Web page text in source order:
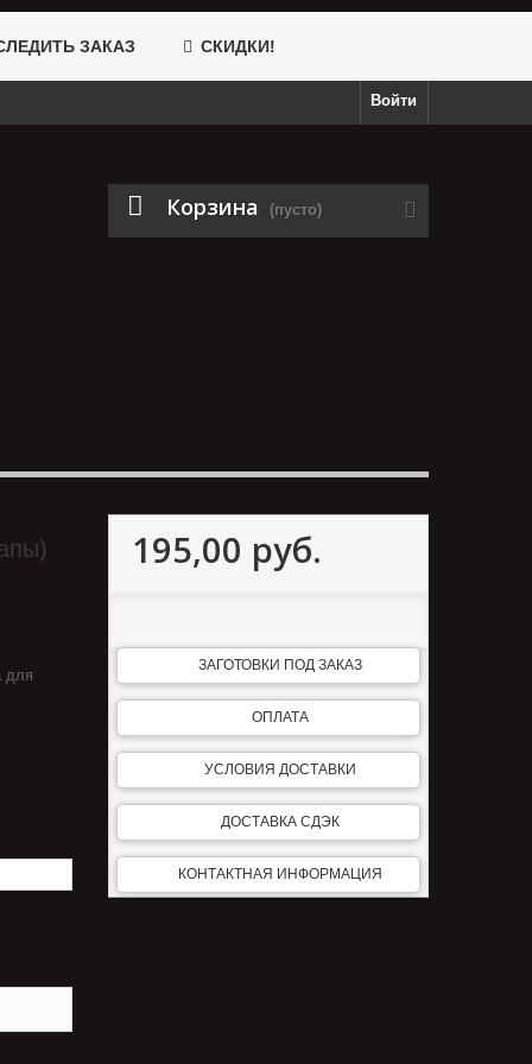
ЗАКАЗ СКИДКИ!
Войти
Корзина (пусто)
для
195,00 руб.
ЗАГОТОВКИ ПОД ЗАКАЗ
ОПЛАТА
УСЛОВИЯ ДОСТАВКИ
ДОСТАВКА СДЭК
КОНТАКТНАЯ ИНФОРМАЦИЯ